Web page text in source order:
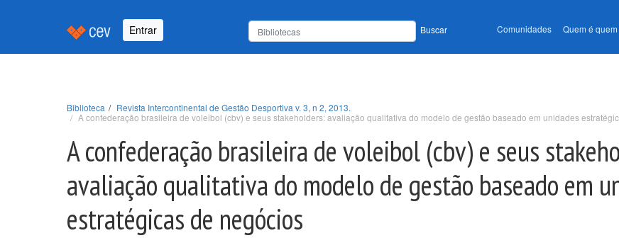
Entrar Buscar Comunidades Quem é quem
Biblioteca
Revista Intercontinental de Gestão Desportiva v. 3, n 2, 2013.
A confederação brasileira de voleibol (cbv) e seus stakeholders: avaliação qualitativa do modelo de gestão baseado em unidades
A confederação brasileira de voleibol (cbv) e seus
avaliação qualitativa do modelo de gestão baseado em
estratégicas de negócios